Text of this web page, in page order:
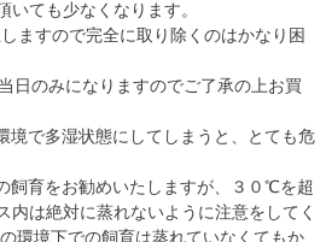
いても少なくなります。
ますので完全に取り除くのはかなり困
日のみになりますのでご了承の上お買
境で多湿状態にしてしまうと、とても危
飼育をお勧めいたしますが、３０℃を超
内は絶対に蒸れないように注意をしてく
環境下での飼育は蒸れていなくてもか